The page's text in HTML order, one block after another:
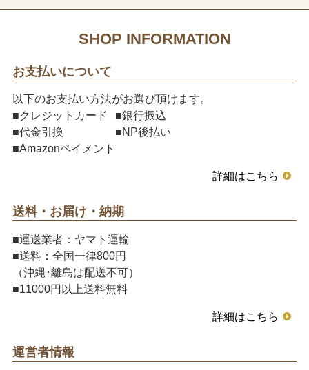
SHOP INFORMATION
お支払いについて
以下のお支払い方法がお選び頂けます。
■クレジットカード
■銀行振込
■代金引換
■NP後払い
■Amazonペイメント
詳細はこちら
送料・お届け・納期
■運送業者：ヤマト運輸
■送料：全国一律800円
（沖縄･離島は配送不可）
■11000円以上送料無料
詳細はこちら
運営者情報